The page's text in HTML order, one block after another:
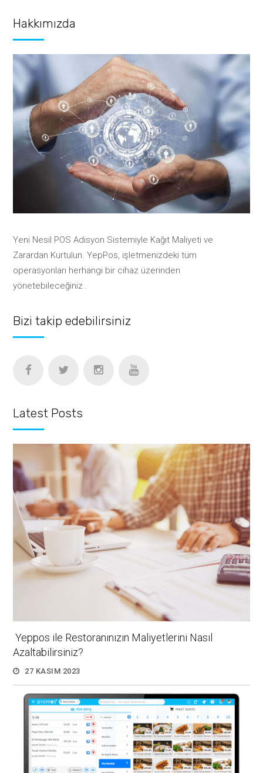
Hakkımızda
Yeni Nesil POS Adisyon Sistemiyle Kağıt Maliyeti ve
Zarardan Kurtulun. YepPos, işletmenizdeki tüm
operasyonları herhangi bir cihaz üzerinden
yönetebileceğiniz .
Bizi takip edebilirsiniz
Latest Posts
Yeppos ile Restoranınızın Maliyetlerini Nasıl
Azaltabilirsiniz?
27 KASIM 2023